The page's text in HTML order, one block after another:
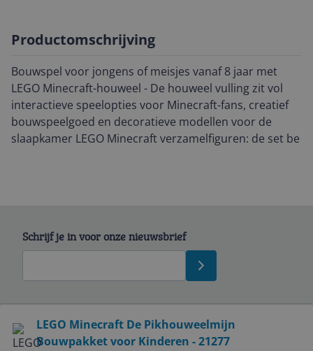
Productomschrijving
Bouwspel voor jongens of meisjes vanaf 8 jaar met
LEGO Minecraft-houweel - De houweel vulling zit vol
interactieve speelopties voor Minecraft-fans, creatief
bouwspeelgoed en decoratieve modellen voor de
slaapkamer LEGO Minecraft verzamelfiguren: de set be
LEGO Minecraft De Pikhouweelmijn
Bouwpakket voor Kinderen - 21277
Schrijf je in voor onze nieuwsbrief
Service